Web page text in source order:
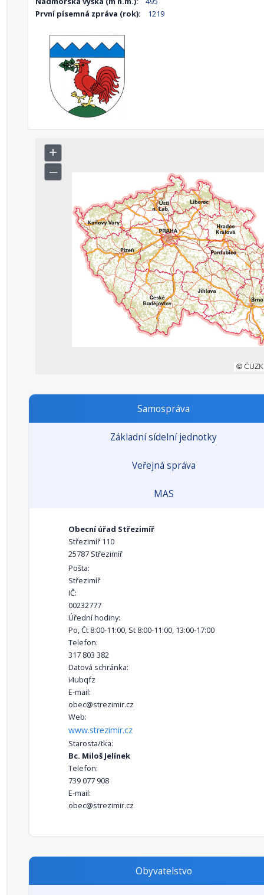
První písemná zpráva (rok):
1219
Samospráva
Základní sídelní jednotky
Veřejná správa
MAS
Obecní úřad Střezimíř
Střezimíř 110
25787 Střezimíř
Pošta:
Střezimíř
IČ:
00232777
Úřední hodiny:
Po, Čt 8:00-11:00, St 8:00-11:00, 13:00-17:00
Telefon:
317 803 382
Datová schránka:
i4ubqfz
E-mail:
obec@strezimir.cz
Web:
www.strezimir.cz
Starosta/tka:
Bc. Miloš Jelínek
Telefon:
739 077 908
E-mail:
obec@strezimir.cz
Obyvatelstvo